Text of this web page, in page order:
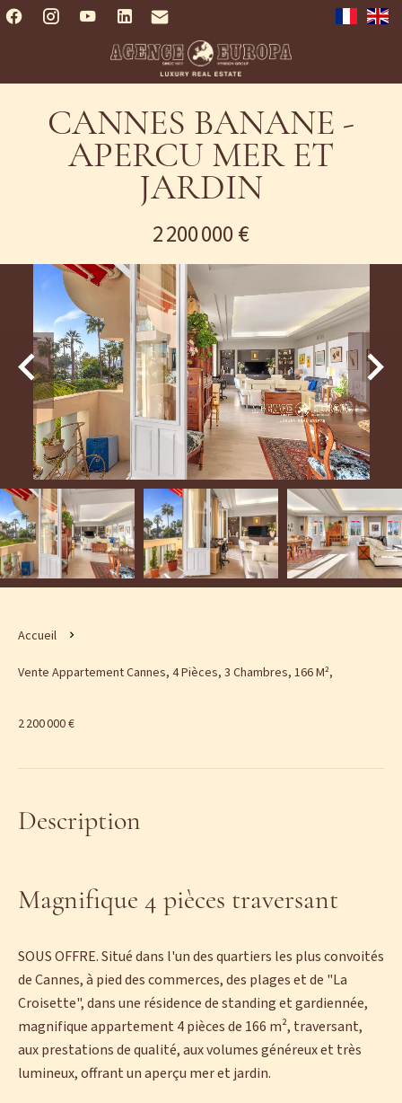
CANNES BANANE -
APERCU MER ET
JARDIN
2 200 000 €
Accueil
Vente Appartement Cannes, 4 Pièces, 3 Chambres, 166 M²,
2 200 000 €
Description
Magnifique 4 pièces traversant
SOUS OFFRE. Situé dans l'un des quartiers les plus convoités
de Cannes, à pied des commerces, des plages et de "La
Croisette", dans une résidence de standing et gardiennée,
magnifique appartement 4 pièces de 166 m², traversant,
aux prestations de qualité, aux volumes généreux et très
lumineux, offrant un aperçu mer et jardin.